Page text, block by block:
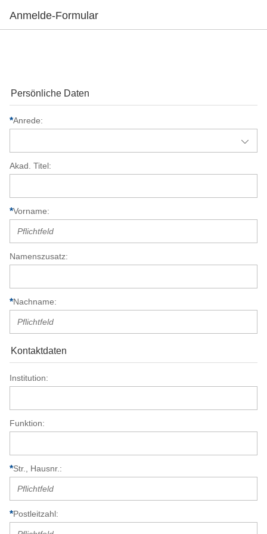
Anmelde-Formular
Persönliche Daten
Anrede
Akad. Titel
Vorname
Namenszusatz
Nachname
Kontaktdaten
Institution
Funktion
Str., Hausnr.
Postleitzahl